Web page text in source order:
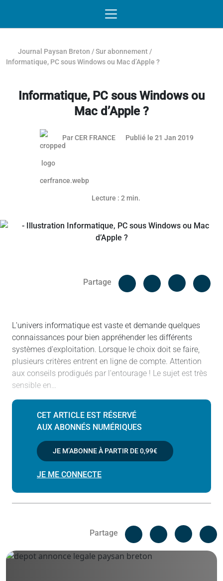
Journal Paysan Breton /Sur abonnement /
Informatique, PC sous Windows ou Mac d’Apple ?
Informatique, PC sous Windows ou
Mac d’Apple ?
Article réservé aux abonnés
ParCER FRANCE Publié le 21 Jan 2019
Lecture : 2 min.
Partage
Facebook
L'univers informatique est vaste et demande quelques
connaissances pour bien appréhender les différents
systèmes d'exploitation. Lorsque le choix doit se faire,
plusieurs critères entrent en ligne de compte. Attention
aux conseils prodigués par l'entourage ! Le sujet est très
sensible en…
CET ARTICLE EST RÉSERVÉ
AUX ABONNÉS NUMÉRIQUES
JE M’ABONNE À PARTIR DE0,99€
JE ME CONNECTE
Partage
Facebook
Linked